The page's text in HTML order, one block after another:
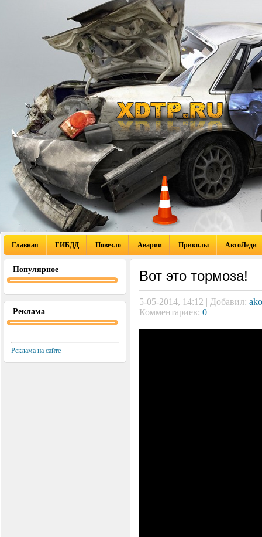
Главная ГИБДД Повезло Аварии Приколы АвтоЛеди
Популярное
Реклама
Реклама на сайте
Вот это тормоза!
5-05-2014, 14:12 | Добавил:
Комментариев: 0